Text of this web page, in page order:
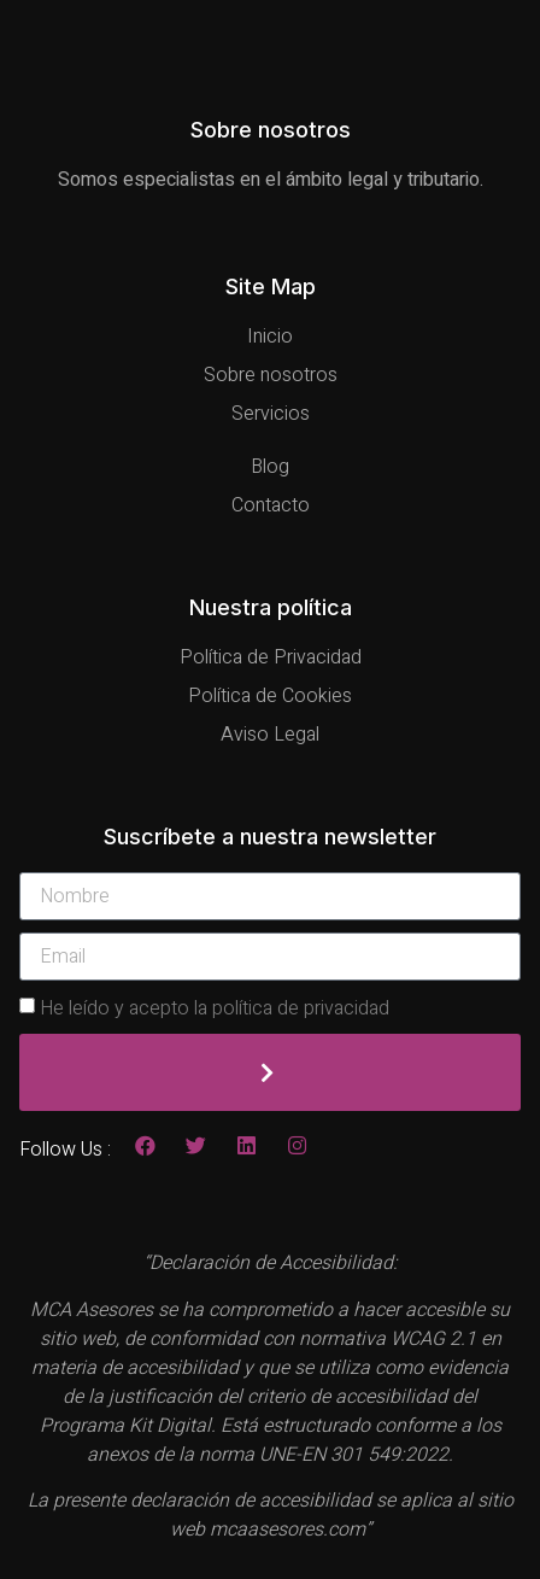
Sobre nosotros
Somos especialistas en el ámbito legal y tributario.
Site Map
Inicio
Sobre nosotros
Servicios
Blog
Contacto
Nuestra política
Política de Privacidad
Política de Cookies
Aviso Legal
Suscríbete a nuestra newsletter
He leído y acepto la política de privacidad
Follow Us :
“Declaración de Accesibilidad:
MCA Asesores se ha comprometido a hacer accesible su
sitio web, de conformidad con normativa WCAG 2.1 en
materia de accesibilidad y que se utiliza como evidencia
de la justificación del criterio de accesibilidad del
Programa Kit Digital. Está estructurado conforme a los
anexos de la norma UNE-EN 301 549:2022.
La presente declaración de accesibilidad se aplica al sitio
web mcaasesores.com”